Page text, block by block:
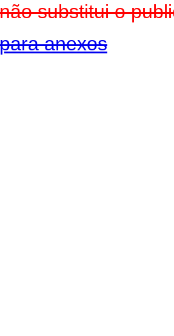
substitui o
anexos